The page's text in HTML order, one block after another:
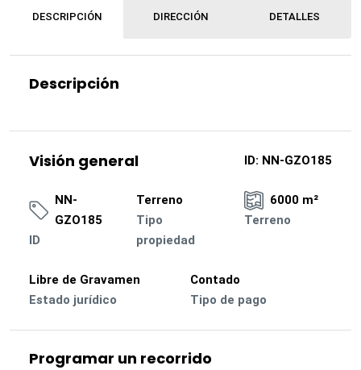
DESCRIPCIÓN DIRECCIÓN DETALLES
Descripción
Visión general ID: NN-GZO185
NN-
GZO185
ID
Terreno
Tipo
propiedad
6000 m²
Terreno
Libre de Gravamen
Estado jurídico
Contado
Tipo de pago
Programar un recorrido